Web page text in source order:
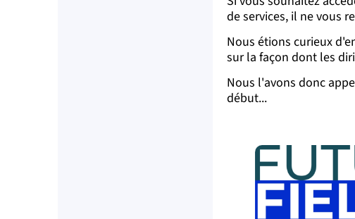
de services, il ne vous
Nous étions curieux
sur la façon dont les
Nous l'avons donc
début...